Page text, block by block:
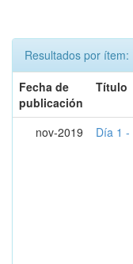
Resultados por ítem:
Fecha de
publicación
Título
nov-2019 Día 1 -